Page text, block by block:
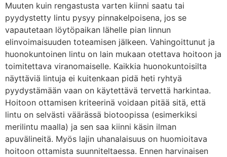
Muuten kuin rengastusta varten kiinni saatu tai
pyydystetty lintu pysyy pinnakelpoisena, jos se
vapautetaan löytöpaikan lähelle pian linnun
elinvoimaisuuden toteamisen jälkeen. Vahingoittunut ja
huonokuntoinen lintu on lain mukaan otettava hoitoon ja
toimitettava viranomaiselle. Kaikkia huonokuntoisilta
näyttäviä lintuja ei kuitenkaan pidä heti ryhtyä
pyydystämään vaan on käytettävä tervettä harkintaa.
Hoitoon ottamisen kriteerinä voidaan pitää sitä, että
lintu on selvästi väärässä biotoopissa (esimerkiksi
merilintu maalla) ja sen saa kiinni käsin ilman
apuvälineitä. Myös lajin uhanalaisuus on huomioitava
hoitoon ottamista suunniteltaessa. Ennen harvinaisen